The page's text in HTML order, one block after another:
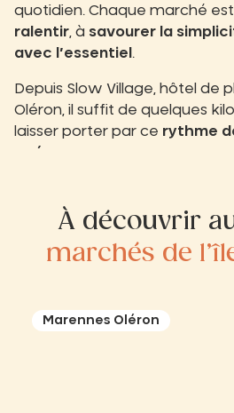
quotidien. Chaque marché
ralentir , à savourer la
avec l’essentiel .
Depuis Slow Village, hôtel de
Oléron, il suffit de quelques
laisser porter par ce rythme
océan
À découvrir
marchés de
Marennes Oléron